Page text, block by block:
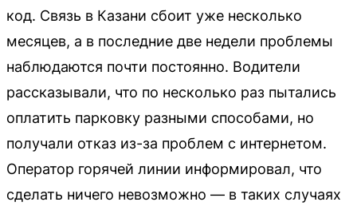
код. Связь в Казани сбоит уже несколько
месяцев, а в последние две недели проблемы
наблюдаются почти постоянно. Водители
рассказывали, что по несколько раз пытались
оплатить парковку разными способами, но
получали отказ из-за проблем с интернетом.
Оператор горячей линии информировал, что
сделать ничего невозможно — в таких случаях